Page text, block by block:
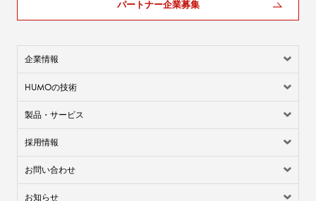
パートナー企業募集
企業情報
HUMOの技術
製品・サービス
採用情報
お問い合わせ
お知らせ